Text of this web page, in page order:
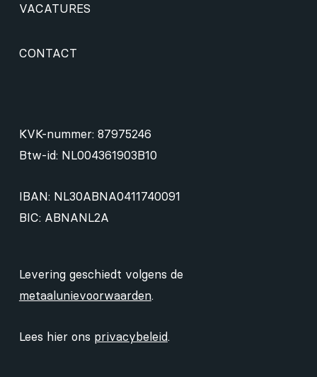
VACATURES
CONTACT
KVK-nummer: 87975246
Btw-id: NL004361903B10
IBAN: NL30ABNA0411740091
BIC: ABNANL2A
Levering geschiedt volgens de
metaalunievoorwaarden.
Lees hier ons privacybeleid.